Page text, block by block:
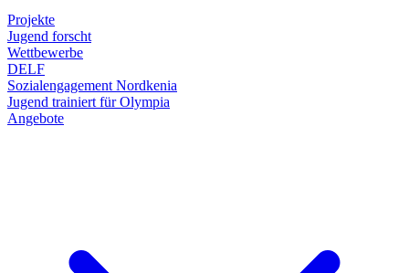
Projekte
Jugend forscht
Wettbewerbe
DELF
Sozialengagement Nordkenia
Jugend trainiert für Olympia
Angebote